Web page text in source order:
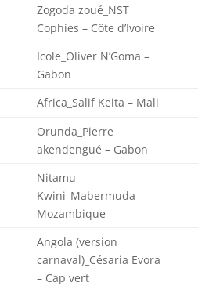
Zogoda zoué_NST
Cophies – Côte d’Ivoire
Icole_Oliver N’Goma –
Gabon
Africa_Salif Keita – Mali
Orunda_Pierre
akendengué – Gabon
Nitamu
Kwini_Mabermuda-
Mozambique
Angola (version
carnaval)_Césaria Evora
– Cap vert